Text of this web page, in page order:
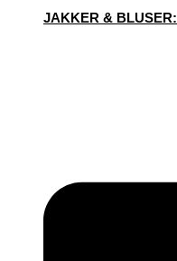
JAKKER & BLUSER: